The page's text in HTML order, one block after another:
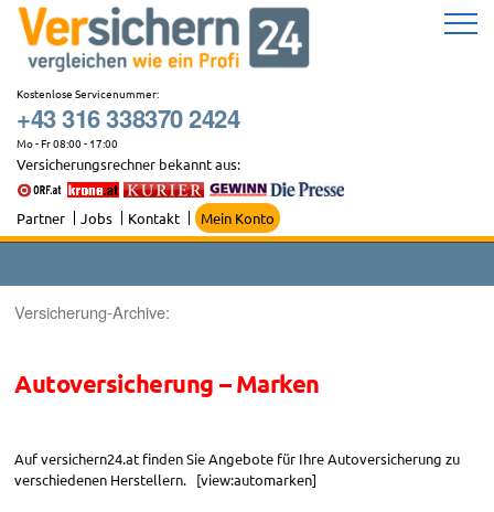
Zum
Inhalt
springen
Kostenlose Servicenummer:
+43 316 338370 2424
Mo - Fr 08:00 - 17:00
Versicherungsrechner bekannt aus:
Partner Jobs Kontakt Mein Konto
Versicherung-Archive:
Autoversicherung – Marken
Auf versichern24.at finden Sie Angebote für Ihre Autoversicherung zu
verschiedenen Herstellern. [view:automarken]